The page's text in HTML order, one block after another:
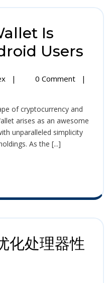
Is
Users
Why
Is
Ideal
For
Android
| 0 Comment
|
arises as an awesome
unparalleled simplicity
As the [...]
化处理器性